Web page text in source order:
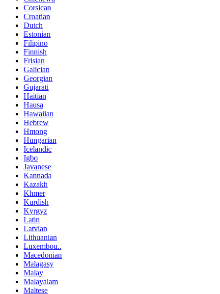
Corsican
Croatian
Dutch
Estonian
Filipino
Finnish
Frisian
Galician
Georgian
Gujarati
Haitian
Hausa
Hawaiian
Hebrew
Hmong
Hungarian
Icelandic
Igbo
Javanese
Kannada
Kazakh
Khmer
Kurdish
Kyrgyz
Latin
Latvian
Lithuanian
Luxembou..
Macedonian
Malagasy
Malay
Malayalam
Maltese